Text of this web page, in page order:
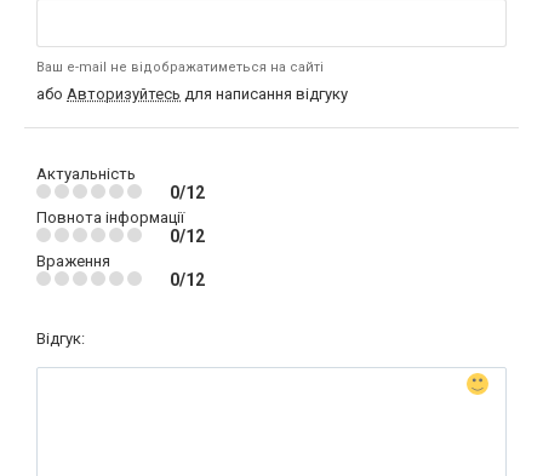
Ваш e-mail не відображатиметься на сайті
або Авторизуйтесь для написання відгуку
Актуальність
0/12
Повнота інформації
0/12
Враження
0/12
Відгук: